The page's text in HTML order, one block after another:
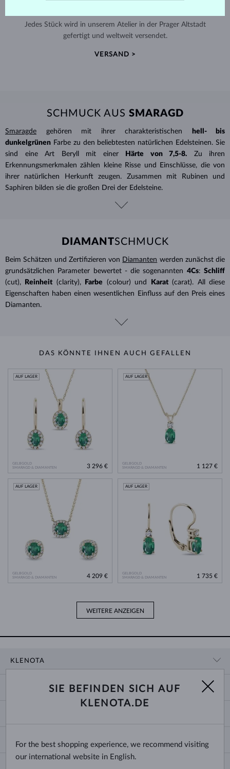
Jedes Stück wird in unserem Atelier in der Prager Altstadt
gefertigt und weltweit versendet.
VERSAND >
SCHMUCK AUS SMARAGD
Smaragde gehören mit ihrer charakteristischen
hell- bis
dunkelgrünen Farbe zu den beliebtesten natürlichen Edelsteinen. Sie
sind eine Art Beryll mit einer
Härte von 7,5-8.
Zu ihren
Erkennungsmerkmalen zählen kleine Risse und Einschlüsse, die von
ihrer natürlichen Herkunft zeugen. Zusammen mit Rubinen und
Saphiren bilden sie die großen Drei der Edelsteine.
DIAMANTSCHMUCK
Beim Schätzen und Zertifizieren von Diamanten werden zunächst die
grundsätzlichen Parameter bewertet - die sogenannten 4Cs: Schliff
(cut),
Reinheit (clarity), Farbe (colour) und Karat (carat). All diese
Eigenschaften haben einen wesentlichen Einfluss auf den Preis eines
Diamanten.
DAS KÖNNTE IHNEN AUCH GEFALLEN
GELBGOLD
SMARAGD & DIAMANTEN
AUF LAGER
3 296 €
GELBGOLD
SMARAGD & DIAMANTEN
AUF LAGER
1 127 €
GELBGOLD
SMARAGD & DIAMANTEN
AUF LAGER
4 209 €
GELBGOLD
SMARAGD & DIAMANTEN
AUF LAGER
1 735 €
WEITERE ANZEIGEN
KLENOTA
BLOG
ZAHLUNG UND VERSAND
TRAURINGE AUSWÄHLEN
ECHTHEITSZERTIFIKATE
KETTENGRÖSSEN UND -ARTEN
ARMBANDGRÖSSEN
Deutschland & Österreich
SIE BEFINDEN SICH AUF
KLENOTA.DE
For the best shopping experience, we recommend visiting
our international website in English.